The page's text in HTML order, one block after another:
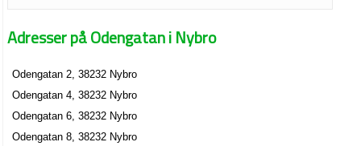
Adresser på Odengatan i Nybro
Odengatan 2, 38232 Nybro
Odengatan 4, 38232 Nybro
Odengatan 6, 38232 Nybro
Odengatan 8, 38232 Nybro